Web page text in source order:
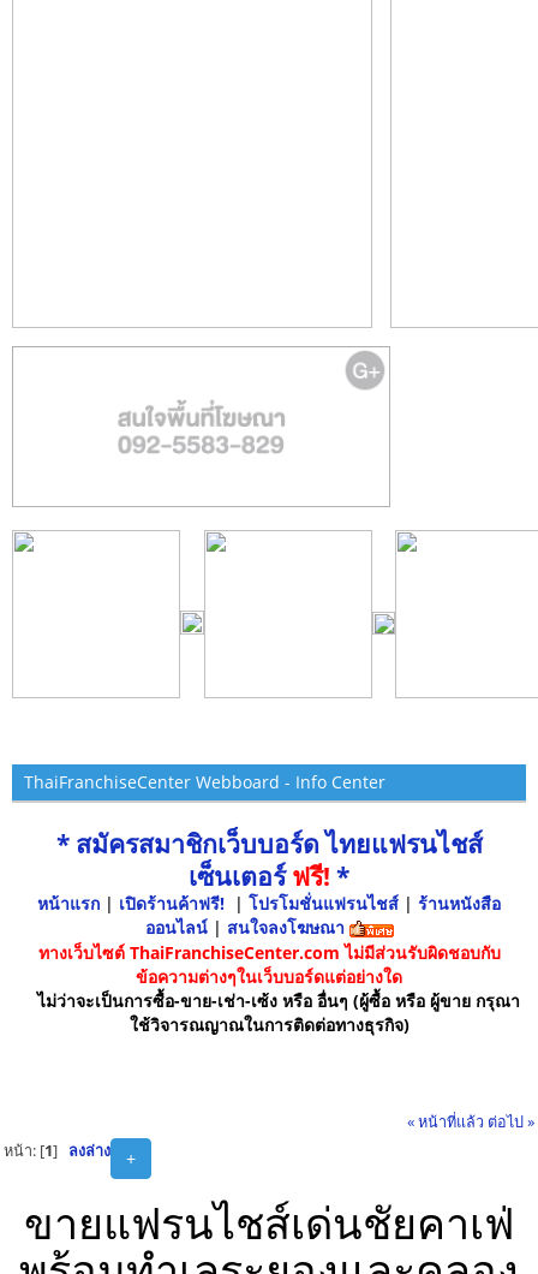
ThaiFranchiseCenter Webboard - Info Center
* สมัครสมาชิกเว็บบอร์ด ไทยแฟรนไชส์
เซ็นเตอร์ฟรี! *
หน้าแรก | เปิดร้านค้าฟรี! | โปรโมชั่นแฟรนไชส์ | ร้านหนังสือ
ออนไลน์ | สนใจลงโฆษณา
ทางเว็บไซต์ ThaiFranchiseCenter.com ไม่มีส่วนรับผิดชอบกับ
ข้อความต่างๆในเว็บบอร์ดแต่อย่างใด
ไม่ว่าจะเป็นการซื้อ-ขาย-เช่า-เซ้ง หรือ อื่นๆ (ผู้ซื้อ หรือ ผู้ขาย กรุณา
ใช้วิจารณญาณในการติดต่อทางธุรกิจ)
« หน้าที่แล้ว ต่อไป »
+
หน้า: [1] ลงล่าง
ขายแฟรนไชส์เด่นชัยคาเฟ่